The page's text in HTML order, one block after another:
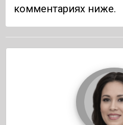
комментариях ниже.